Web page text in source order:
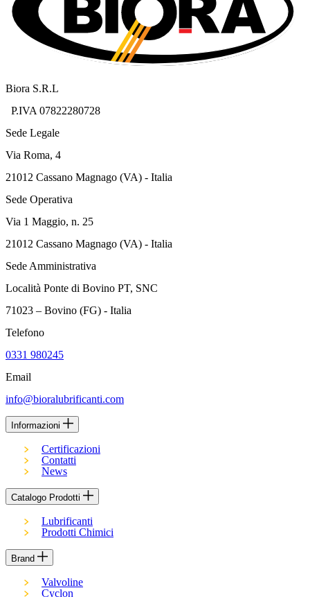
Biora S.R.L
P.IVA 07822280728
Sede Legale
Via Roma, 4
21012 Cassano Magnago (VA) - Italia
Sede Operativa
Via 1 Maggio, n. 25
21012 Cassano Magnago (VA) - Italia
Sede Amministrativa
Località Ponte di Bovino PT, SNC
71023 – Bovino (FG) - Italia
Telefono
0331 980245
Email
info@bioralubrificanti.com
Informazioni
Certificazioni
Contatti
News
Catalogo Prodotti
Lubrificanti
Prodotti Chimici
Brand
Valvoline
Cyclon